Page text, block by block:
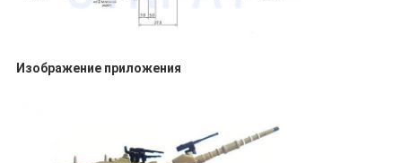
Изображение приложения